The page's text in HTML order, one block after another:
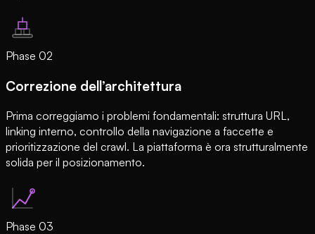
Phase 02
Correzione dell’architettura
Prima correggiamo i problemi fondamentali: struttura URL,
linking interno, controllo della navigazione a faccette e
prioritizzazione del crawl. La piattaforma è ora strutturalmente
solida per il posizionamento.
Phase 03